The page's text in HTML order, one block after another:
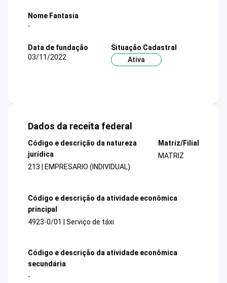
Nome Fantasia
-
Data de fundação
03/11/2022
Situação Cadastral
Ativa
Dados da receita federal
Código e descrição da natureza
jurídica
213 | EMPRESARIO (INDIVIDUAL)
Matriz/Filial
MATRIZ
Código e descrição da atividade econômica
principal
4923-0/01 | Serviço de táxi
Código e descrição da atividade econômica
secundária
-